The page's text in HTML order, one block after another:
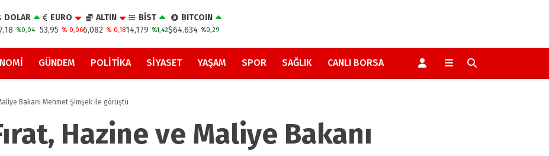
DOLAR
%0,04
EURO
53,95 %-0,06
ALTIN
6,082 %-0,18
BİST
14,179 %1,42
BITCOIN
$64.634 %0,29
GÜNDEM POLITIKA SIYASET YAŞAM SPOR SAĞLIK CANLI BORSA
Bakanı Mehmet Şimşek ile görüştü
Hazine ve Maliye Bakanı